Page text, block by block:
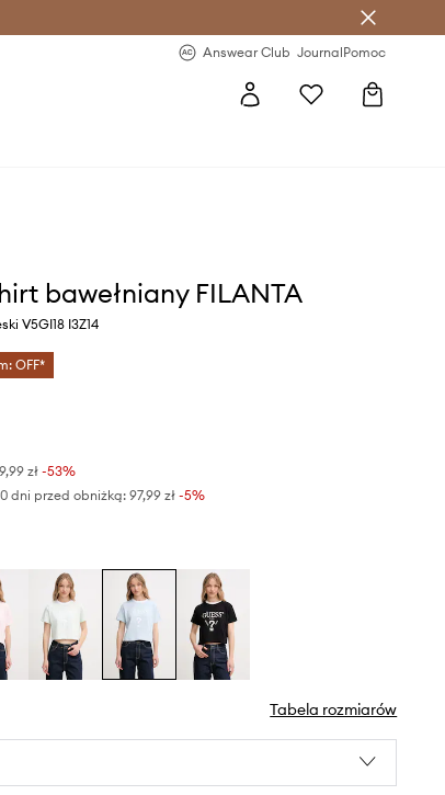
Answear Club JournalPomoc
bawełniany FILANTA
V5GI18 I3Z14
OFF*
zł-53%
dni przed obniżką: 97,99 zł -5%
Tabela rozmiarów